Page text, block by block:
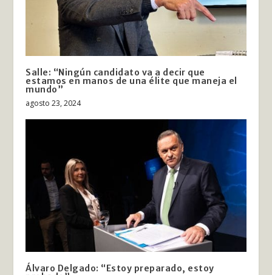
Salle: “Ningún candidato va a decir que
estamos en manos de una élite que maneja el
mundo”
agosto 23, 2024
Álvaro Delgado: “Estoy preparado, estoy